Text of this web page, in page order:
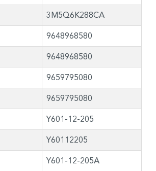
3M5Q6K288CA
9648968580
9648968580
9659795080
9659795080
Y601-12-205
Y60112205
Y601-12-205A